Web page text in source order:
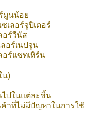
มูนน้อย
ซเลอร์จูปิเตอร์
อร์วีนัส
ลอร์เนปจูน
อร์แซทเทิร์น
น)
ปในแต่ละชิ้น
าที่ไม่มีปัญหาในการใช้